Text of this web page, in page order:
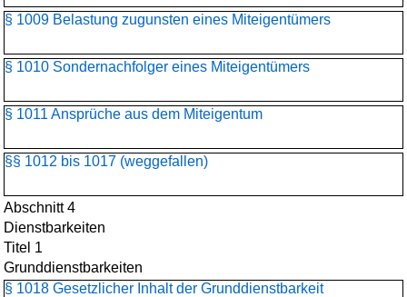
§ 1009 Belastung zugunsten eines Miteigentümers
§ 1010 Sondernachfolger eines Miteigentümers
§ 1011 Ansprüche aus dem Miteigentum
§§ 1012 bis 1017 (weggefallen)
Abschnitt 4
Dienstbarkeiten
Titel 1
Grunddienstbarkeiten
§ 1018 Gesetzlicher Inhalt der Grunddienstbarkeit